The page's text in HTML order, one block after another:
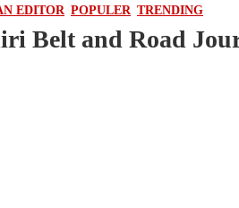
EDITOR POPULER TRENDING
Belt and Road